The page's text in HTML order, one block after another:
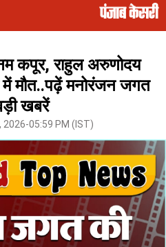
कपूर, राहुल अरुणोदय
में मौत..पढ़ें मनोरंजन जगत
खबरें
2026-05:59 PM (IST)